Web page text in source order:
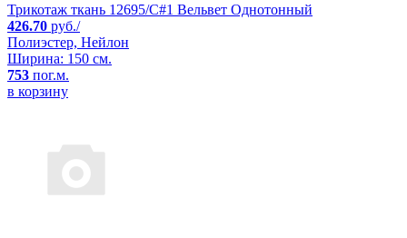
Трикотаж ткань 12695/C#1 Вельвет Однотонный
426.70 руб./
Полиэстер, Нейлон
Ширина: 150 см.
753 пог.м.
в корзину